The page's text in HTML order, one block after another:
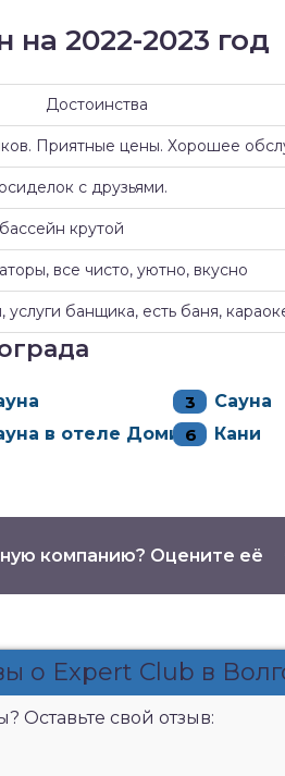
на 2022-2023 год
Достоинства
Приятные цены. Хорошее
с друзьями.
крутой
все чисто, уютно, вкусно
банщика, есть баня,
Сауна
в отеле Домик Кани
компанию? Оцените её
о Expert Club в
Оставьте свой отзыв: